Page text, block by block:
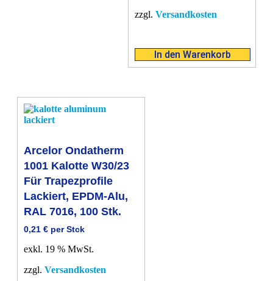
zzgl. Versandkosten
In den Warenkorb
Arcelor Ondatherm
1001 Kalotte W30/23
Für Trapezprofile
Lackiert, EPDM-Alu,
RAL 7016, 100 Stk.
0,21 € per Stck
exkl. 19 % MwSt.
zzgl. Versandkosten